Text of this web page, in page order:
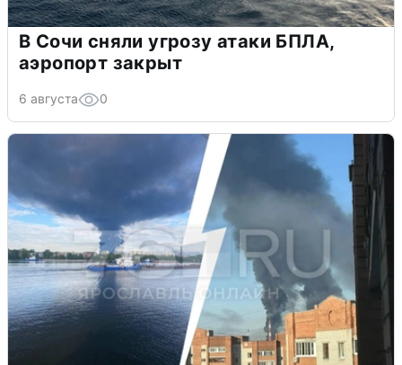
В Сочи сняли угрозу атаки БПЛА,
аэропорт закрыт
6 августа 0